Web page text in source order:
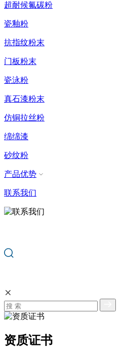
超耐候氟碳粉
瓷釉粉
抗指纹粉末
门板粉末
瓷泳粉
真石漆粉末
仿铜拉丝粉
绵绵漆
砂纹粉
产品优势
联系我们
资质证书